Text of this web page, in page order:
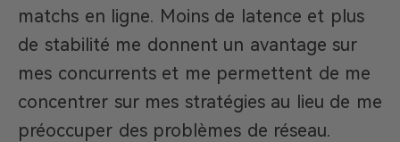
matchs en ligne. Moins de latence et plus
de stabilité me donnent un avantage sur
mes concurrents et me permettent de me
concentrer sur mes stratégies au lieu de me
préoccuper des problèmes de réseau.